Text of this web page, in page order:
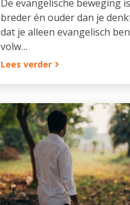
De evangelische beweging
breder én ouder dan je
dat je alleen evangelisch
volw…
Lees verder